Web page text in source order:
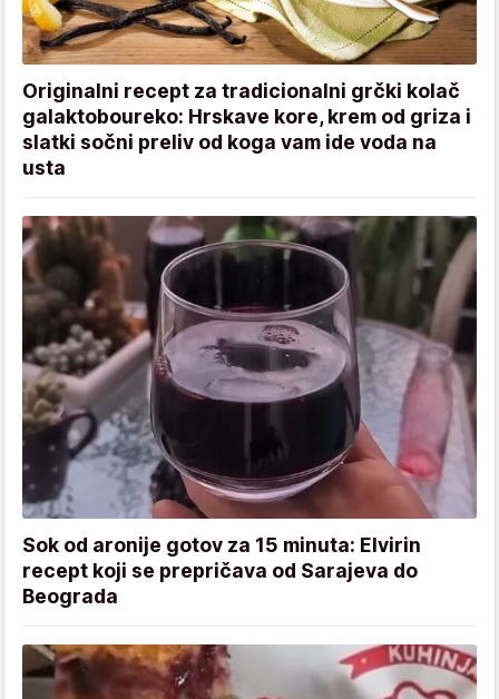
Originalni recept za tradicionalni grčki kolač
galaktoboureko: Hrskave kore, krem od griza i
slatki sočni preliv od koga vam ide voda na
usta
Sok od aronije gotov za 15 minuta: Elvirin
recept koji se prepričava od Sarajeva do
Beograda